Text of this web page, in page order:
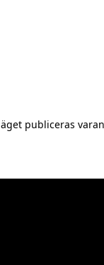
publiceras